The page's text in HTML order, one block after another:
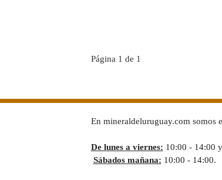
Página 1 de 1
En mineraldeluruguay.com somos
De lunes a viernes: 10:00 - 14:00
Sábados mañana: 10:00 - 14:00.